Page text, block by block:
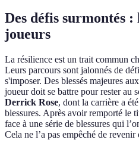
Des défis surmontés :
joueurs
La résilience est un trait commun
Leurs parcours sont jalonnés de
s'imposer. Des blessés majeures
joueur doit se battre pour rester au
Derrick Rose, dont la carrière a
blessures. Après avoir remporté le
face à une série de blessures qui
Cela ne l’a pas empêché de